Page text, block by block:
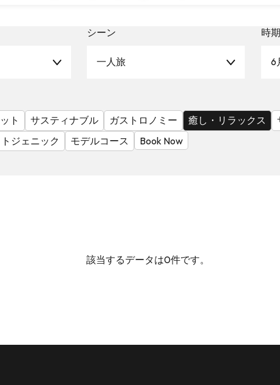
シーン
一人旅
時期
6
ト サスティナブル ガストロノミー 癒し・リラックス
ジェニック モデルコース Book Now
該当するデータは0件です。